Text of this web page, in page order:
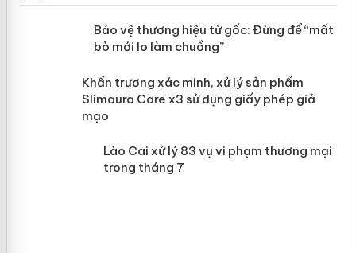
Bảo vệ thương hiệu từ gốc: Đừng để
“mất bò mới lo làm chuồng”
Slimaura Care x3 sử dụng giấy phép giả
mạo